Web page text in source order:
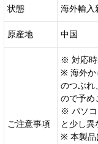
状態 海外輸入
原産地 中国
ご注意事項
※ 対応時
※ 海外か
のつぶれ
ので予め
※ パソコ
と少し異
※ 本製品